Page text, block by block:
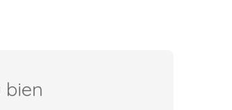
bien